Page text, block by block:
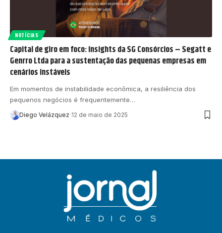
NOTÍCIAS
Capital de giro em foco: insights da SG Consórcios – Segatt e
Genrro Ltda para a sustentação das pequenas empresas em
cenários instáveis
Em momentos de instabilidade econômica, a resiliência dos
pequenos negócios é frequentemente…
Diego Velázquez 12 de maio de 2025